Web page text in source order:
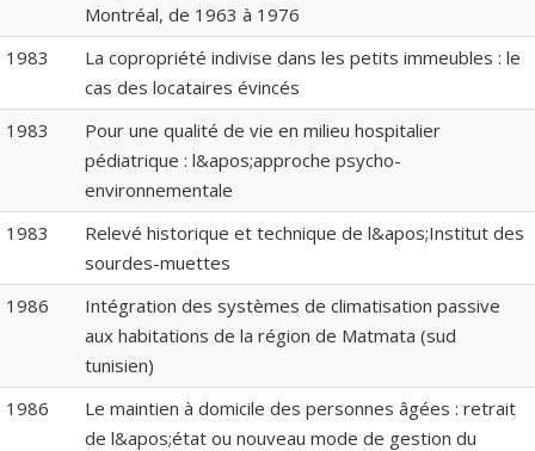
Montréal, de 1963 à 1976
1983
La copropriété indivise dans les petits immeubles : le
cas des locataires évincés
1983
Pour une qualité de vie en milieu hospitalier
pédiatrique : l&apos;approche psycho-
environnementale
1983
Relevé historique et technique de l&apos;Institut des
sourdes-muettes
1986
Intégration des systèmes de climatisation passive
aux habitations de la région de Matmata (sud
tunisien)
1986
Le maintien à domicile des personnes âgées : retrait
de l&apos;état ou nouveau mode de gestion du